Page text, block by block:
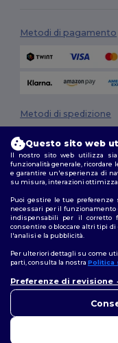
Metodi di pagamento
Metodi di spedizione
2026.
Termini e Condizioni|
privacy|Politica sui
Seguici
Questo sito web
Il nostro sito web utilizza
funzionalità generale, ricordare
e garantire un'esperienza di
su misura, interazioni
Puoi gestire le tue preferenze
necessari per il funzionamento
indispensabili per il corretto
consentire o bloccare altri tipi
l'analisi e la pubblicità.
Per ulteriori dettagli su come
parti, consulta la nostra Politica
Preferenze di revisione